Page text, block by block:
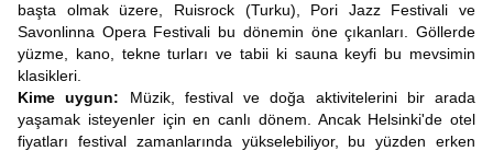
başta olmak üzere, Ruisrock (Turku), Pori Jazz Festivali ve
Savonlinna Opera Festivali bu dönemin öne çıkanları. Göllerde
yüzme, kano, tekne turları ve tabii ki sauna keyfi bu mevsimin
klasikleri.
Kime uygun: Müzik, festival ve doğa aktivitelerini bir arada
yaşamak isteyenler için en canlı dönem. Ancak Helsinki'de otel
fiyatları festival zamanlarında yükselebiliyor, bu yüzden erken